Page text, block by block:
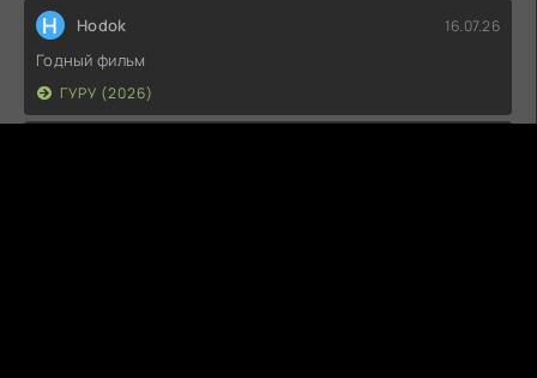
H Hodok 16.07.26
Годный фильм
ГУРУ (2026)